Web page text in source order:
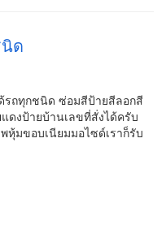
ด
รถทุกชนิด ซ่อมสีป้ายสีลอกสี
ดงป้ายบ้านเลขที่สั่งได้ครับ
มขอบเนียมมอไซด์เราก็รับ